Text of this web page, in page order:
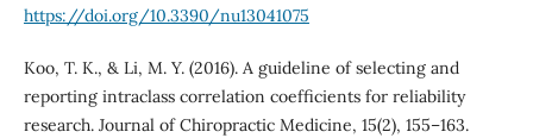
https://doi.org/10.3390/nu13041075
Koo, T. K., & Li, M. Y. (2016). A guideline of selecting and
reporting intraclass correlation coefficients for reliability
research. Journal of Chiropractic Medicine, 15(2), 155–163.